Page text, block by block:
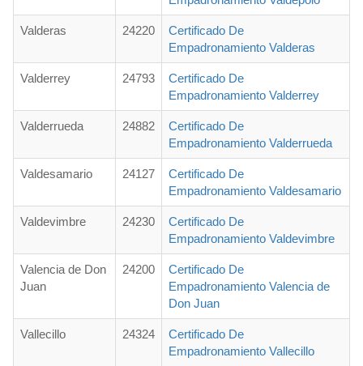
Valderas 24220
Certificado De
Empadronamiento Valderas
Valderrey 24793
Certificado De
Empadronamiento Valderrey
Valderrueda 24882
Certificado De
Empadronamiento Valderrueda
Valdesamario 24127
Certificado De
Empadronamiento Valdesamario
Valdevimbre 24230
Certificado De
Empadronamiento Valdevimbre
Valencia de Don
Juan
24200
Certificado De
Empadronamiento Valencia de
Don Juan
Vallecillo 24324
Certificado De
Empadronamiento Vallecillo